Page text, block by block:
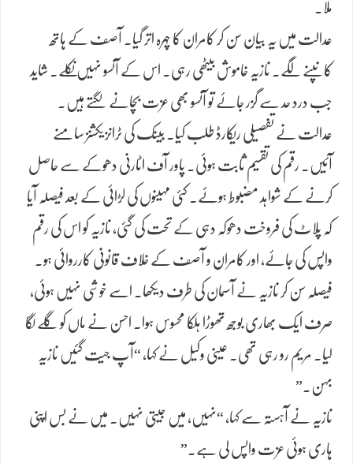
ملا۔
عدالت میں یہ بیان سن کر کامران کا چہرہ اتر گیا۔ آصف کے ہاتھ
کانپنے لگے۔ نازیہ خاموش بیٹھی رہی۔ اس کے آنسو نہیں نکلے۔ شاید
جب درد حد سے گزر جائے تو آنسو بھی عزت بچانے لگتے ہیں۔
عدالت نے تفصیلی ریکارڈ طلب کیا۔ بینک کی ٹرانزیکشنز سامنے
آئیں۔ رقم کی تقسیم ثابت ہوئی۔ پاور آف اٹارنی دھوکے سے حاصل
کرنے کے شواہد مضبوط ہوئے۔ کئی مہینوں کی لڑائی کے بعد فیصلہ آیا
کہ پلاٹ کی فروخت دھوکہ دہی کے تحت کی گئی، نازیہ کو اس کی رقم
واپس کی جائے، اور کامران و آصف کے خلاف قانونی کارروائی ہو۔
فیصلہ سن کر نازیہ نے آسمان کی طرف دیکھا۔ اسے خوشی نہیں ہوئی،
صرف ایک بھاری بوجھ تھوڑا ہلکا محسوس ہوا۔ احسن نے ماں کو گلے لگا
لیا۔ مریم رو رہی تھی۔ عینی وکیل نے کہا، “آپ جیت گئیں نازیہ
بہن۔”
نازیہ نے آہستہ سے کہا، “نہیں، میں جیتی نہیں۔ میں نے بس اپنی
ہاری ہوئی عزت واپس لی ہے۔”